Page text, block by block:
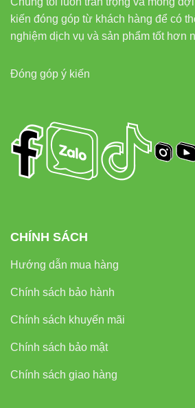
Đèn led Vinaled – cung cấp đèn LED
Phone/Zalo:0933 320 468 – 0948
City, Ho Chi Minh City.
kiến đóng góp từ khách hàng để có
nghiệm dịch vụ và sản phẩm tốt hơn
Đóng góp ý kiến
CHÍNH SÁCH
Hướng dẫn mua hàng
Chính sách bảo hành
Chính sách khuyến mãi
Chính sách bảo mật
Chính sách giao hàng